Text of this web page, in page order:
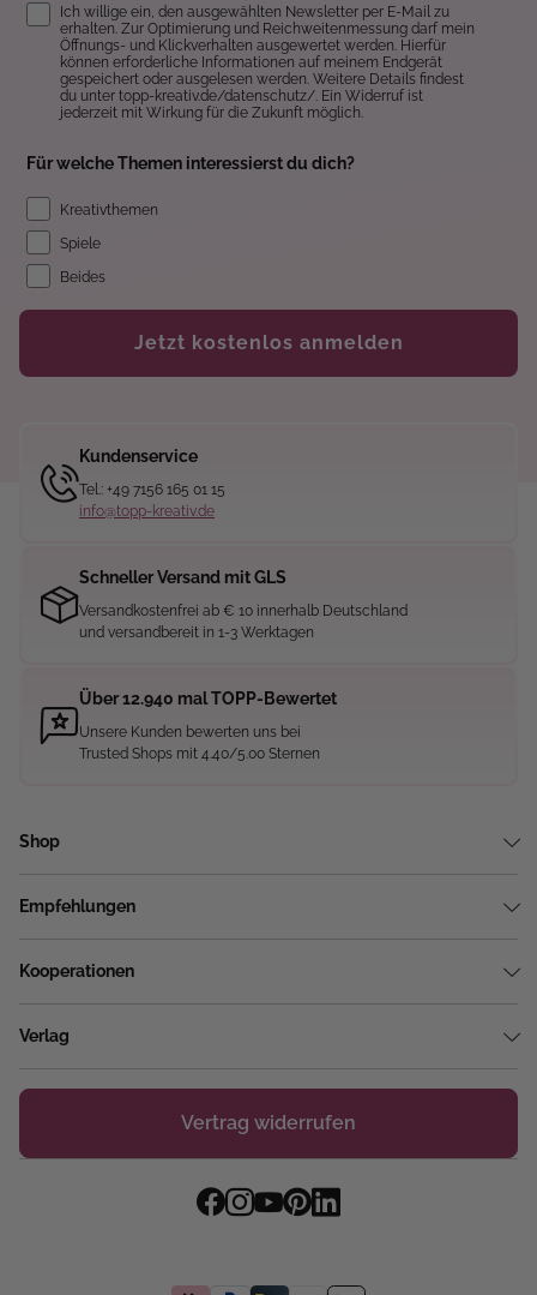
Einwilligung
Ich willige ein, den ausgewählten Newsletter per E-Mail zu
erhalten. Zur Optimierung und Reichweitenmessung darf mein
Öffnungs- und Klickverhalten ausgewertet werden. Hierfür
können erforderliche Informationen auf meinem Endgerät
gespeichert oder ausgelesen werden. Weitere Details findest
du unter topp-kreativ.de/datenschutz/. Ein Widerruf ist
jederzeit mit Wirkung für die Zukunft möglich.
Für welche Themen interessierst du dich?
Kreativthemen
Spiele
Beides
Jetzt kostenlos anmelden
Kundenservice
Tel.: +49 7156 165 01 15
info@topp-kreativ.de
Schneller Versand mit GLS
Versandkostenfrei ab € 10 innerhalb Deutschland
und versandbereit in 1-3 Werktagen
Über 12.940 mal TOPP-Bewertet
Unsere Kunden bewerten uns bei
Trusted Shops mit 4.40/5.00 Sternen
Shop
Empfehlungen
Kooperationen
Verlag
Vertrag widerrufen